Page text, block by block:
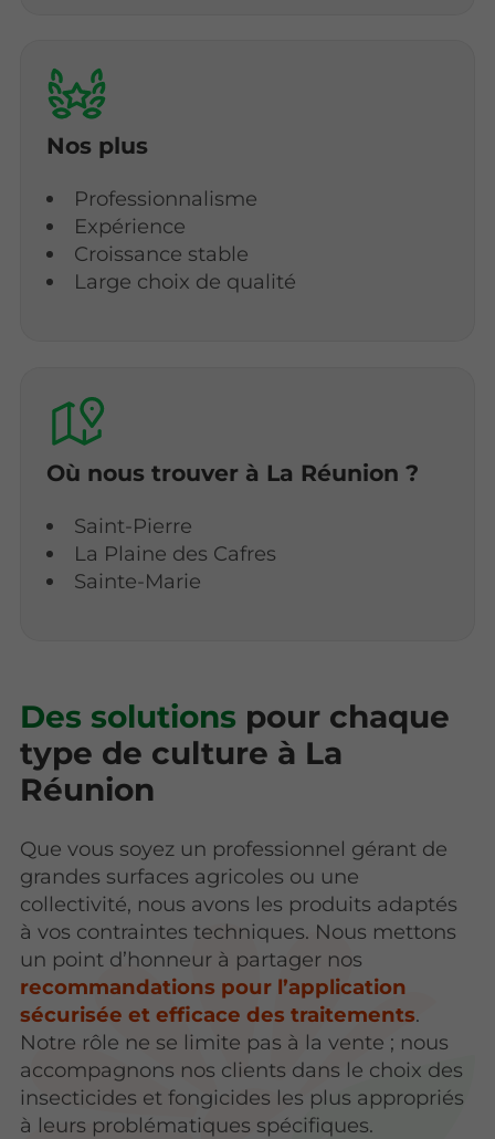
Nos plus
Professionnalisme
Expérience
Croissance stable
Large choix de qualité
Où nous trouver à La Réunion ?
Saint-Pierre
La Plaine des Cafres
Sainte-Marie
Des solutions pour chaque
type de culture à La
Réunion
Que vous soyez un professionnel gérant de
grandes surfaces agricoles ou une
collectivité, nous avons les produits adaptés
à vos contraintes techniques. Nous mettons
un point d’honneur à partager nos
recommandations pour l’application
sécurisée et efficace des traitements.
Notre rôle ne se limite pas à la vente ; nous
accompagnons nos clients dans le choix des
insecticides et fongicides les plus appropriés
à leurs problématiques spécifiques.